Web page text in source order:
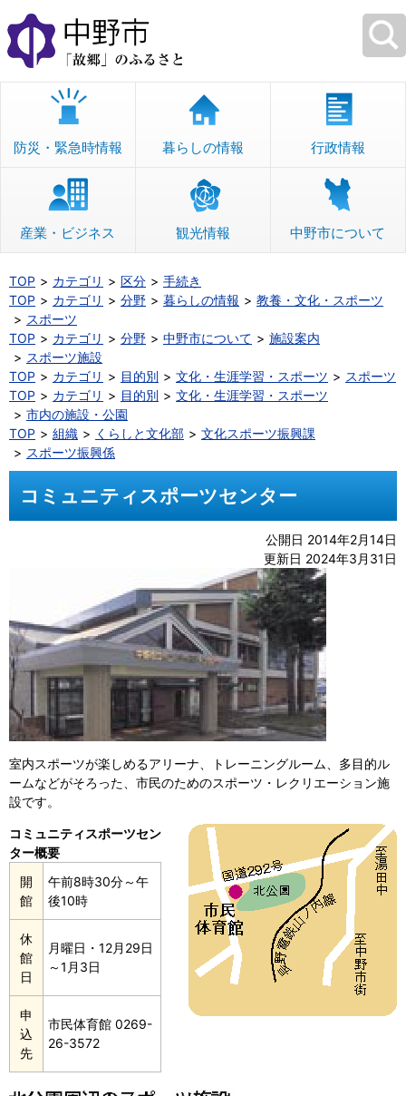
本
文
へ
移
防災・緊急時情報 暮らしの情報 行政情報
産業・ビジネス 観光情報 中野市について
TOP カテゴリ 区分
手続き
TOP
カテゴリ 分野 暮らしの情報
教養・文化・スポーツ
スポーツ
TOP
カテゴリ 分野 中野市について
施設案内
スポーツ施設
TOP
カテゴリ 目的別 文化・生涯学習・スポーツ
スポーツ
TOP
カテゴリ 目的別
文化・生涯学習・スポーツ
市内の施設・公園
TOP
組織 くらしと文化部
文化スポーツ振興課
スポーツ振興係
コミュニティスポーツセンター
公開日 2014年2月14日
更新日 2024年3月31日
室内スポーツが楽しめるアリーナ、トレーニングルーム、多目的ル
ームなどがそろった、市民のためのスポーツ・レクリエーション施
設です。
コミュニティスポーツセン
ター概要
開
館
午前8時30分～午
後10時
休
館
日
月曜日・12月29日
～1月3日
申
込
先
市民体育館 0269-
26-3572